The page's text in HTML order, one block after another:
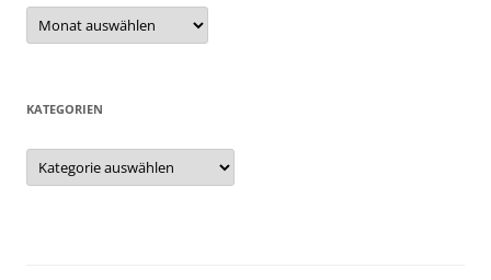
Archiv
KATEGORIEN
Kategorien